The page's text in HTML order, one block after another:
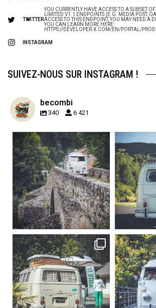
TWITTER
YOU CURRENTLY HAVE ACCESS TO A SUBSET
LIMITED V1.1 ENDPOINTS (E.G. MEDIA POST,
ACCESS TO THIS ENDPOINT, YOU MAY NEED A
YOU CAN LEARN MORE HERE:
HTTPS://DEVELOPER.X.COM/EN/PORTAL/
INSTAGRAM
SUIVEZ-NOUS SUR INSTAGRAM !
becombi
340 6 421
becombi
Sep 15
219
3
becombi